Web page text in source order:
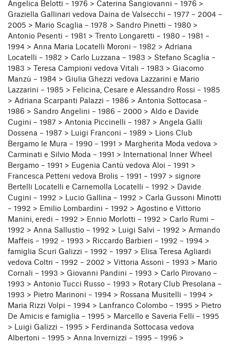
Angelica Belotti – 1976 > Caterina Sangiovanni – 1976 >
Graziella Gallinari vedova Daina de Valsecchi – 1977 – 2004 –
2005 > Mario Scaglia – 1978 > Sandro Pinetti – 1980 >
Antonio Pesenti – 1981 > Trento Longaretti – 1980 – 1981 –
1994 > Anna Maria Locatelli Moroni – 1982 > Adriana
Locatelli – 1982 > Carlo Luzzana – 1983 > Stefano Scaglia –
1983 > Teresa Campioni vedova Vitali – 1983 > Giacomo
Manzù – 1984 > Giulia Ghezzi vedova Lazzarini e Mario
Lazzarini – 1985 > Felicina, Cesare e Alessandro Rossi – 1985
> Adriana Scarpanti Palazzi – 1986 > Antonia Sottocasa –
1986 > Sandro Angelini – 1986 – 2000 > Aldo e Davide
Cugini – 1987 > Antonia Piccinelli – 1987 > Angela Galli
Dossena – 1987 > Luigi Franconi – 1989 > Lions Club
Bergamo le Mura – 1990 – 1991 > Margherita Moda vedova >
Carminati e Silvio Moda – 1991 > International Inner Wheel
Bergamo – 1991 > Eugenia Cantù vedova Aloi – 1991 >
Francesca Petteni vedova Brolis – 1991 – 1997 > signore
Bertelli Locatelli e Carnemolla Locatelli – 1992 > Davide
Cugini – 1992 > Lucio Gallina – 1992 > Carla Gussoni Minotti
– 1992 > Emilio Lombardini – 1992 > Agostino e Vittorio
Manini, eredi – 1992 > Ennio Morlotti – 1992 > Carlo Rumi –
1992 > Anna Sallustio – 1992 > Luigi Salvi – 1992 > Armando
Maffeis – 1992 – 1993 > Riccardo Barbieri – 1992 – 1994 >
famiglia Scuri Galizzi – 1992 – 1997 > Elisa Teresa Agliardi
vedova Coltri – 1992 – 2002 > Vittoria Assoni – 1993 > Mario
Cornali – 1993 > Giovanni Pandini – 1993 > Carlo Pirovano –
1993 > Antonio Tucci Russo – 1993 > Rotary Club Presolana –
1993 > Pietro Marinoni – 1994 > Rossana Musitelli – 1994 >
Maria Rizzi Volpi – 1994 > Lanfranco Colombo – 1995 > Pietro
De Amicis e famiglia – 1995 > Marcello e Saveria Felli – 1995
> Luigi Galizzi – 1995 > Ferdinanda Sottocasa vedova
Albertoni – 1995 > Anna Invernizzi – 1995 – 1996 >